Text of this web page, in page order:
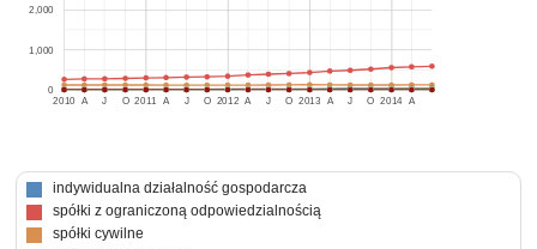
2010 2011 2012 2013 2014
A J O A J O A J O A J O A
0
1,000
2,000
indywidualna działalność gospodarcza
spółki z ograniczoną odpowiedzialnością
spółki cywilne